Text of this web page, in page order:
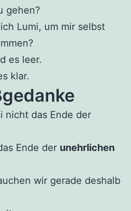
gehen?
Lumi, um mir selbst
es leer.
klar.
nicht das Ende der
Ende der unehrlichen
wir gerade deshalb